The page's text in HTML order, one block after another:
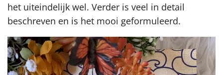
het uiteindelijk wel. Verder is veel in detail
beschreven en is het mooi geformuleerd.